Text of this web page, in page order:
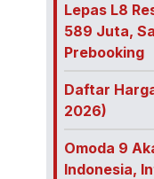
Lepas L8
589 Juta,
Prebooking
Daftar
2026)
Omoda 9
Indonesia,